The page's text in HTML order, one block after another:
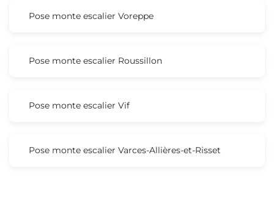
Pose monte escalier Voreppe
Pose monte escalier Roussillon
Pose monte escalier Vif
Pose monte escalier Varces-Allières-et-Risset